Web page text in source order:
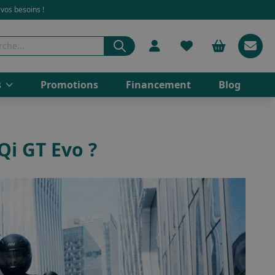
besoins !
Promotions Financement Blog
GT Evo ?